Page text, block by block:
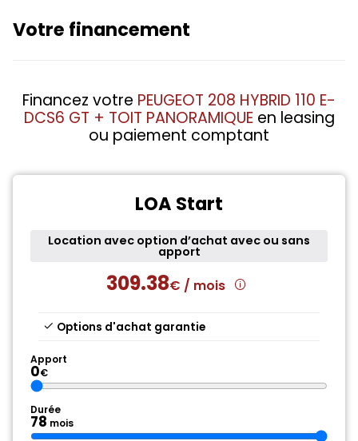
Votre financement
Financez votre PEUGEOT 208 HYBRID 110 E-
DCS6 GT + TOIT PANORAMIQUEen leasing
ou paiement comptant
LOA Start
Location avec option d’achat avec ou sans
apport
309.38€ / mois
Options d'achat garantie
Apport
0€
Durée
78 mois